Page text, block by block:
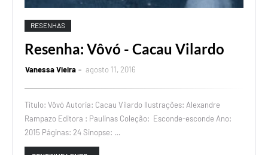
RESENHAS
Resenha: Vôvó - Cacau Vilardo
Vanessa Vieira agosto 11, 2016
Título: Vôvó Autoria: Cacau Vilardo Ilustrações: Alexandre
Rampazo Editora : Paulinas Coleção: Esconde-esconde Ano:
2015 Páginas: 24 Sinopse: …